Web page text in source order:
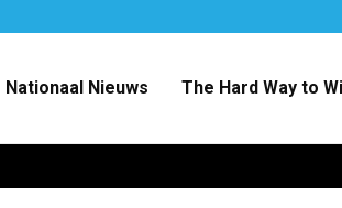
Nationaal Nieuws The Hard Way to